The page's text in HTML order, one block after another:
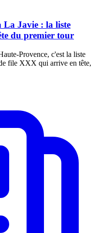
La Javie : la liste
du premier tour
Provence, c'est la liste
file XXX qui arrive en tête,